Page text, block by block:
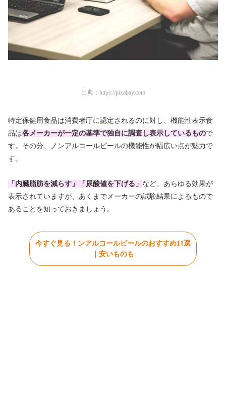
出典： https://pixabay.com
特定保健用食品は消費者庁に認定されるのに対し、機能性表示食
品は各メーカーが一定の基準で独自に調査し表示しているもので
す。その分、ノンアルコールビールの機能性が幅広い点が魅力で
す。
「内臓脂肪を減らす」「尿酸値を下げる」 など、あらゆる効果が
表示されていますが、あくまでメーカーの試験結果によるもので
あることを知っておきましょう。
今すぐ見る！ンアルコールビールのおすすめ11選
｜安いものも